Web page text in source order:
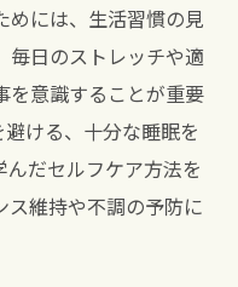
き信頼性のポイン
確認方法を紹介
ためのチェック項
が安心に繋がる理
めには、生活習慣の見
毎日のストレッチや適
を意識することが重要
ける、十分な睡眠を
だセルフケア方法を
ス維持や不調の予防に